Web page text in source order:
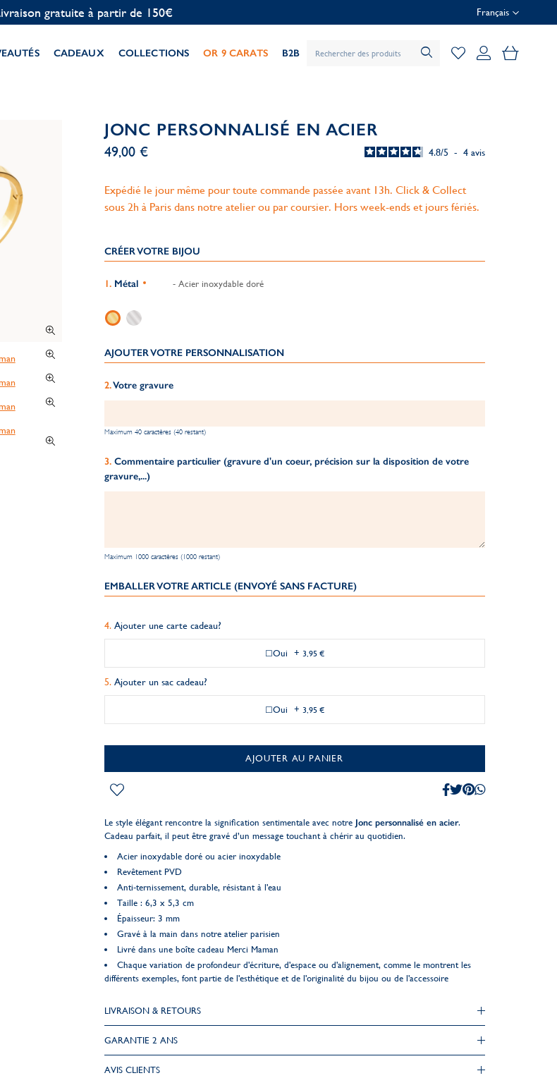
Personnalisation offerte Français
CADEAUX COLLECTIONS OR 9 CARATS B2B Mon
JONC PERSONNALISÉ EN ACIER
4.8/5 - 4 avis
49,00 €
Expédié le jour même pour toute commande passée avant 13h. Click & Collect
sous 2h à Paris dans notre atelier ou par coursier. Hors week-ends et jours fériés.
CRÉER VOTRE BIJOU
Métal - Acier inoxydable doré
AJOUTER VOTRE PERSONNALISATION
Votre gravure
Maximum 40 caractères (40 restant)
Commentaire particulier (gravure d'un coeur, précision sur la disposition de votre
gravure,...)
Maximum 1000 caractères (1000 restant)
EMBALLER VOTRE ARTICLE (ENVOYÉ SANS FACTURE)
Ajouter une carte cadeau?
Oui + 3,95 €
Ajouter un sac cadeau?
Oui + 3,95 €
AJOUTER AU PANIER
Le style élégant rencontre la signification sentimentale avec notre Jonc personnalisé en acier.
Cadeau parfait, il peut être gravé d’un message touchant à chérir au quotidien.
Acier inoxydable doré ou acier inoxydable
Revêtement PVD
Anti-ternissement, durable, résistant à l'eau
Taille : 6,3 x 5,3 cm
Épaisseur: 3 mm
Gravé à la main dans notre atelier parisien
Livré dans une boîte cadeau Merci Maman
Chaque variation de profondeur d'écriture, d'espace ou d'alignement, comme le montrent les
différents exemples, font partie de l'esthétique et de l'originalité du bijou ou de l'accessoire
LIVRAISON & RETOURS
GARANTIE 2 ANS
AVIS CLIENTS